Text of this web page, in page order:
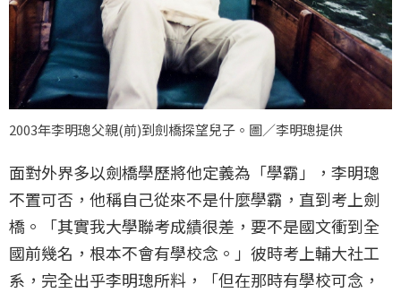
2003年李明璁父親(前)到劍橋探望兒子。圖／李明璁提供
面對外界多以劍橋學歷將他定義為「學霸」，李明璁
不置可否，他稱自己從來不是什麼學霸，直到考上劍
橋。「其實我大學聯考成績很差，要不是國文衝到全
國前幾名，根本不會有學校念。」彼時考上輔大社工
系，完全出乎李明璁所料，「但在那時有學校可念，